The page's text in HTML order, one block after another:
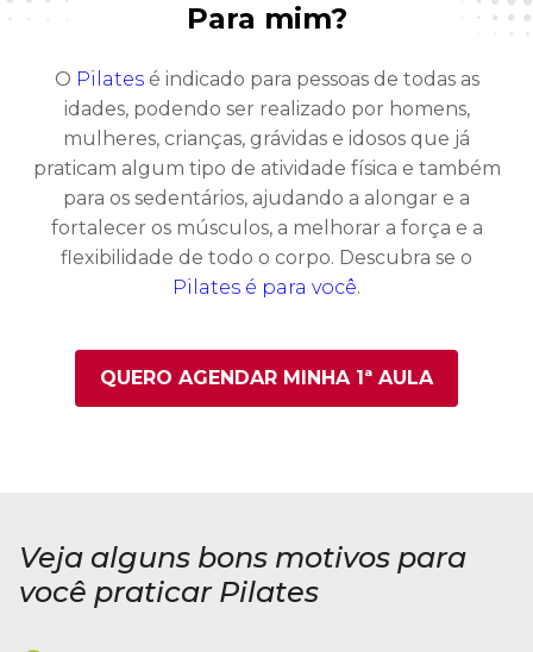
Para mim?
O Pilatesé indicado para pessoas de todas as
idades, podendo ser realizado por homens,
mulheres, crianças, grávidas e idosos que já
praticam algum tipo de atividade física e também
para os sedentários, ajudando a alongar e a
fortalecer os músculos, a melhorar a força e a
flexibilidade de todo o corpo. Descubra se o
Pilates é para você.
QUERO AGENDAR MINHA 1ª AULA
Veja alguns bons motivos para
você praticar Pilates